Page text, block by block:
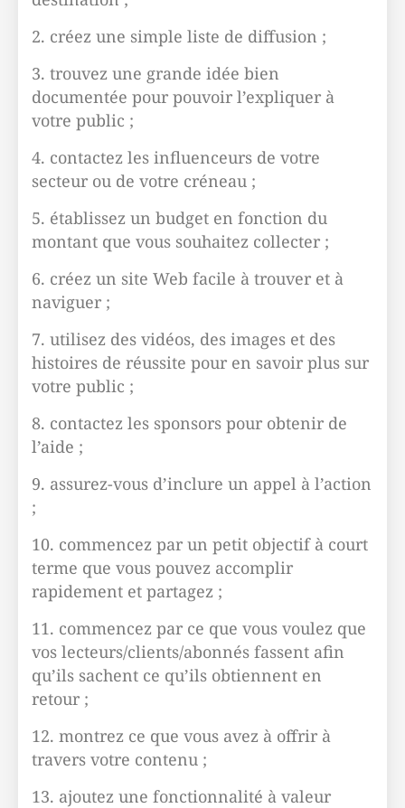
2. créez une simple liste de diffusion ;
3. trouvez une grande idée bien
documentée pour pouvoir l’expliquer à
votre public ;
4. contactez les influenceurs de votre
secteur ou de votre créneau ;
5. établissez un budget en fonction du
montant que vous souhaitez collecter ;
6. créez un site Web facile à trouver et à
naviguer ;
7. utilisez des vidéos, des images et des
histoires de réussite pour en savoir plus sur
votre public ;
8. contactez les sponsors pour obtenir de
l’aide ;
9. assurez-vous d’inclure un appel à l’action
;
10. commencez par un petit objectif à court
terme que vous pouvez accomplir
rapidement et partagez ;
11. commencez par ce que vous voulez que
vos lecteurs/clients/abonnés fassent afin
qu’ils sachent ce qu’ils obtiennent en
retour ;
12. montrez ce que vous avez à offrir à
travers votre contenu ;
13. ajoutez une fonctionnalité à valeur